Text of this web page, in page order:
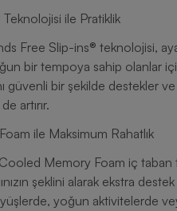
ile Pratiklik
Free Slip-ins® teknolojisi,
bir tempoya sahip olanlar
güvenli bir şekilde destekler
artırır.
ile Maksimum Rahatlık
Memory Foam iç taban
şeklini alarak ekstra
yoğun aktivitelerde